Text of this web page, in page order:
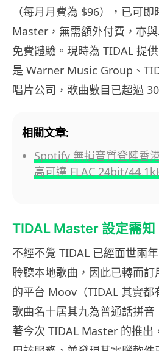
（每月月費為 $96），已可
Master，無需額外付費，亦
免費體驗。現時為 TIDAL 提
是 Warner Music Group、
唱片公司，歌曲數目已超過
相關文章:
Spotify 無損音質登陸香
高可達 FLAC 24bit/
TIDAL Master 設定需知
不經不覺 TIDAL 已經面世兩
聆聽本地歌曲，因此已轉而
的平台 Moov（TIDAL 其實都
歌曲名十居其九為普通話拼
著今次 TIDAL Master 的推出